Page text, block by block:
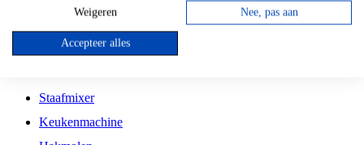
Inbouw Gaskookplaat
Inbouw Keramische Kookplaat
Kookplaat Accessoires
Staafmixer
Keukenmachine
Weigeren Nee, pas aan
Accepteer alles